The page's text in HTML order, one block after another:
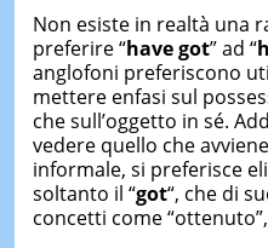
Non esiste in realtà una
preferire “have got” ad “
anglofoni preferiscono
mettere enfasi sul
che sull’oggetto in sé.
vedere quello che
informale, si preferisce
soltanto il “got“, che di
concetti come